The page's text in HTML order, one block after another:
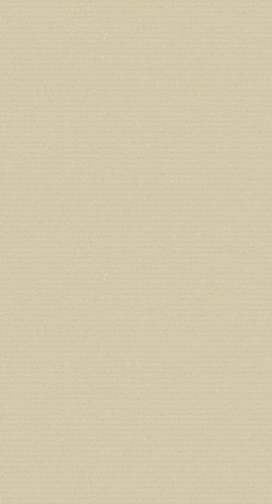
/home/users/confidit/www/cms/
Deprecated: Creation of dynamic
deprecated in/home/users/confidit/
line179
Deprecated: Creation of dynamic
in/home/users/confidit/www/cms/
Deprecated: Creation of dynamic
deprecated in /home/users/confidit/
line210
Deprecated: Creation of dynamic
deprecated in /home/users/confidit/
line212
Deprecated: Creation of dynamic
deprecated in/home/users/confidit/
line213
Deprecated: Creation of dynamic
/home/users/confidit/www/cms/